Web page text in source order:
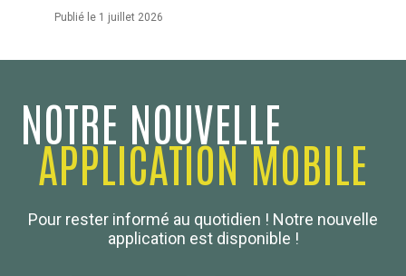
Publié le 1 juillet 2026
NOTRE NOUVELLE
APPLICATION MOBILE
Pour rester informé au quotidien ! Notre nouvelle
application est disponible !
Boulanger de France